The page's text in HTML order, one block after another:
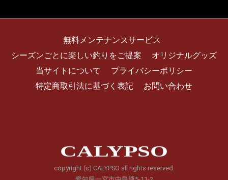
無料メンテナンスサービス
シーズンごとに楽しい釣りをご提案
オリジナルグッズ
当サイトについて
プライバシーポリシー
特定商取引法に基づく表記
お問い合わせ
CALYPSO
copyright (c) CALYPSO all rights reserved.